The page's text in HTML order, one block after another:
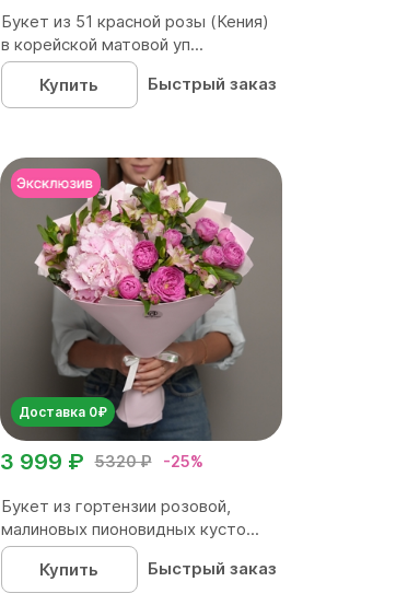
Букет из 51 красной розы (Кения)
в корейской матовой уп...
Купить
Быстрый заказ
Доставка 0₽
5320 ₽ -25%
3 999 ₽
Букет из гортензии розовой,
малиновых пионовидных кусто...
Купить
Быстрый заказ